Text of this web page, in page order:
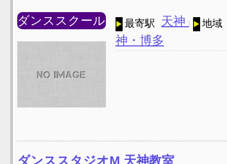
ダンススクール 最寄駅 天神 地域
神・博多
ダンススタジオM 天神教室